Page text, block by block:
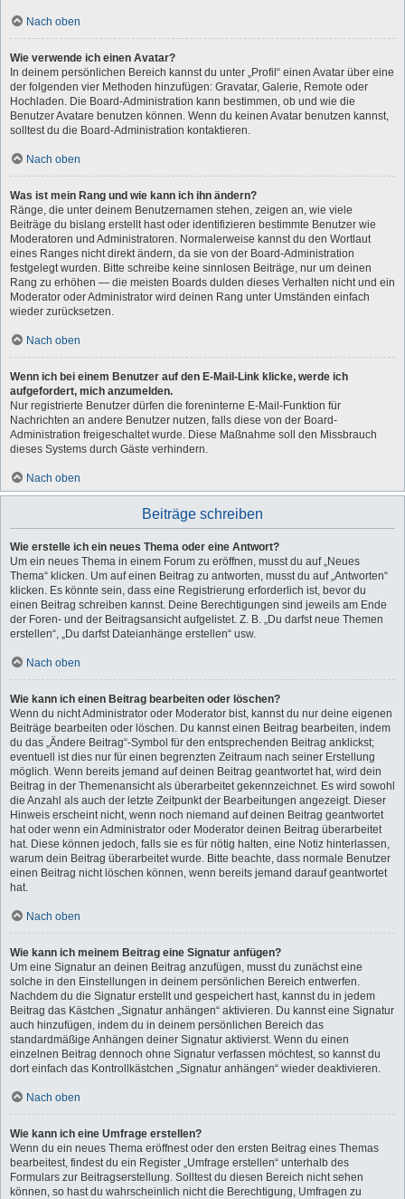
Nach oben
Wie verwende ich einen Avatar?
In deinem persönlichen Bereich kannst du unter „Profil“ einen Avatar über eine
der folgenden vier Methoden hinzufügen: Gravatar, Galerie, Remote oder
Hochladen. Die Board-Administration kann bestimmen, ob und wie die
Benutzer Avatare benutzen können. Wenn du keinen Avatar benutzen kannst,
solltest du die Board-Administration kontaktieren.
Nach oben
Was ist mein Rang und wie kann ich ihn ändern?
Ränge, die unter deinem Benutzernamen stehen, zeigen an, wie viele
Beiträge du bislang erstellt hast oder identifizieren bestimmte Benutzer wie
Moderatoren und Administratoren. Normalerweise kannst du den Wortlaut
eines Ranges nicht direkt ändern, da sie von der Board-Administration
festgelegt wurden. Bitte schreibe keine sinnlosen Beiträge, nur um deinen
Rang zu erhöhen — die meisten Boards dulden dieses Verhalten nicht und ein
Moderator oder Administrator wird deinen Rang unter Umständen einfach
wieder zurücksetzen.
Nach oben
Wenn ich bei einem Benutzer auf den E-Mail-Link klicke, werde ich
aufgefordert, mich anzumelden.
Nur registrierte Benutzer dürfen die foreninterne E-Mail-Funktion für
Nachrichten an andere Benutzer nutzen, falls diese von der Board-
Administration freigeschaltet wurde. Diese Maßnahme soll den Missbrauch
dieses Systems durch Gäste verhindern.
Nach oben
Beiträge schreiben
Wie erstelle ich ein neues Thema oder eine Antwort?
Um ein neues Thema in einem Forum zu eröffnen, musst du auf „Neues
Thema“ klicken. Um auf einen Beitrag zu antworten, musst du auf „Antworten“
klicken. Es könnte sein, dass eine Registrierung erforderlich ist, bevor du
einen Beitrag schreiben kannst. Deine Berechtigungen sind jeweils am Ende
der Foren- und der Beitragsansicht aufgelistet. Z. B. „Du darfst neue Themen
erstellen“, „Du darfst Dateianhänge erstellen“ usw.
Nach oben
Wie kann ich einen Beitrag bearbeiten oder löschen?
Wenn du nicht Administrator oder Moderator bist, kannst du nur deine eigenen
Beiträge bearbeiten oder löschen. Du kannst einen Beitrag bearbeiten, indem
du das „Ändere Beitrag“-Symbol für den entsprechenden Beitrag anklickst;
eventuell ist dies nur für einen begrenzten Zeitraum nach seiner Erstellung
möglich. Wenn bereits jemand auf deinen Beitrag geantwortet hat, wird dein
Beitrag in der Themenansicht als überarbeitet gekennzeichnet. Es wird sowohl
die Anzahl als auch der letzte Zeitpunkt der Bearbeitungen angezeigt. Dieser
Hinweis erscheint nicht, wenn noch niemand auf deinen Beitrag geantwortet
hat oder wenn ein Administrator oder Moderator deinen Beitrag überarbeitet
hat. Diese können jedoch, falls sie es für nötig halten, eine Notiz hinterlassen,
warum dein Beitrag überarbeitet wurde. Bitte beachte, dass normale Benutzer
einen Beitrag nicht löschen können, wenn bereits jemand darauf geantwortet
hat.
Nach oben
Wie kann ich meinem Beitrag eine Signatur anfügen?
Um eine Signatur an deinen Beitrag anzufügen, musst du zunächst eine
solche in den Einstellungen in deinem persönlichen Bereich entwerfen.
Nachdem du die Signatur erstellt und gespeichert hast, kannst du in jedem
Beitrag das Kästchen „Signatur anhängen“ aktivieren. Du kannst eine Signatur
auch hinzufügen, indem du in deinem persönlichen Bereich das
standardmäßige Anhängen deiner Signatur aktivierst. Wenn du einen
einzelnen Beitrag dennoch ohne Signatur verfassen möchtest, so kannst du
dort einfach das Kontrollkästchen „Signatur anhängen“ wieder deaktivieren.
Nach oben
Wie kann ich eine Umfrage erstellen?
Wenn du ein neues Thema eröffnest oder den ersten Beitrag eines Themas
bearbeitest, findest du ein Register „Umfrage erstellen“ unterhalb des
Formulars zur Beitragserstellung. Solltest du diesen Bereich nicht sehen
können, so hast du wahrscheinlich nicht die Berechtigung, Umfragen zu